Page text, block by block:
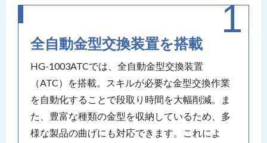
全自動金型交換装置を搭載
HG-1003ATCでは、全自動金型交換装置
（ATC）を搭載。スキルが必要な金型交換作業
を自動化することで段取り時間を大幅削減。ま
た、豊富な種類の金型を収納しているため、多
様な製品の曲げにも対応できます。これによ